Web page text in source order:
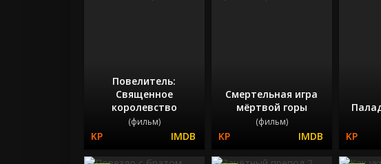
Повелитель:
Священное
королевство
(фильм)
Смертельная игра
мёртвой горы
(фильм)